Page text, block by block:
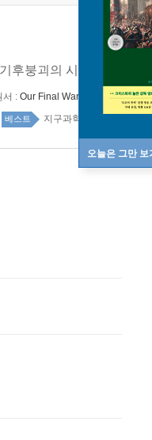
오늘은 그만 보
후붕괴의 시작
서 : Our Final Warning: Six
베스트 지구과학 20위